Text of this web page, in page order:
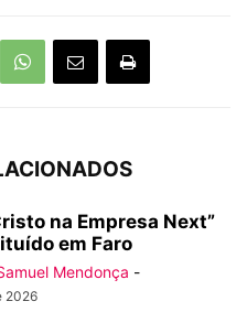
na Empresa Next”
em Faro
Mendonça -
2026